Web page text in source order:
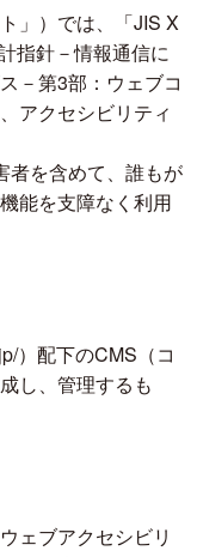
」）では、「JIS X
指針－情報通信に
－第3部：ウェブコ
アクセシビリティ
者を含めて、誰もが
能を支障なく利用
）配下のCMS（コ
し、管理するも
ェブアクセシビリ